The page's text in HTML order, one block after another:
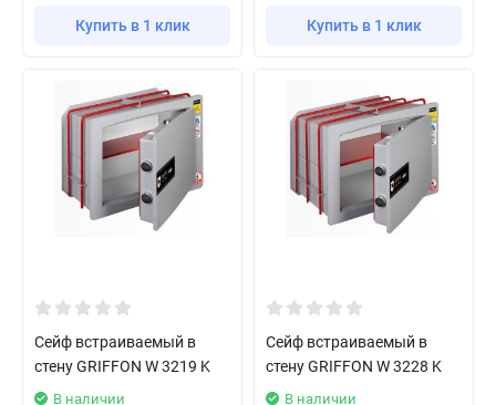
Купить в 1 клик Купить в 1 клик
Сейф встраиваемый в
стену GRIFFON W 3219 K
В наличии
Сейф встраиваемый в
стену GRIFFON W 3228 K
В наличии